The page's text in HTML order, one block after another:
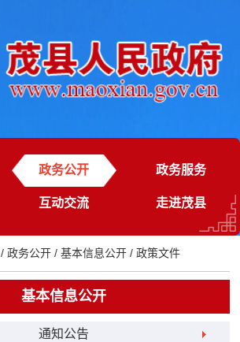
政务公开 政务服务
互动交流 走进茂县
/政务公开 /基本信息公开 /政策文件
基本信息公开
通知公告